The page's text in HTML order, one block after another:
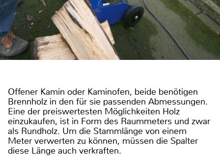
Offener Kamin oder Kaminofen, beide benötigen
Brennholz in den für sie passenden Abmessungen.
Eine der preiswertesten Möglichkeiten Holz
einzukaufen, ist in Form des Raummeters und zwar
als Rundholz. Um die Stammlänge von einem
Meter verwerten zu können, müssen die Spalter
diese Länge auch verkraften.